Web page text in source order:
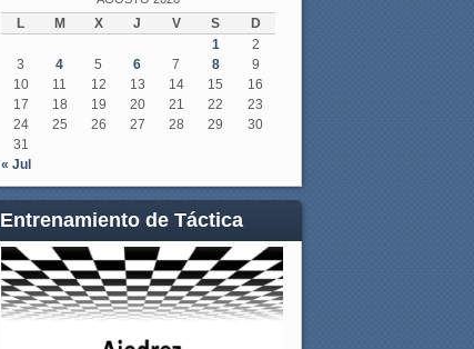
L M X J V S
D
1
2
3
4 5 6 7 8
9
10
11 12 13 14 15
16
17
18 19 20 21 22
23
24
25 26 27 28 29
30
31
« Jul
Entrenamiento de Táctica